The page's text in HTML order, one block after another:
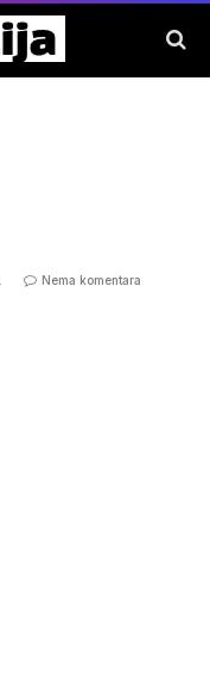
Nema komentara